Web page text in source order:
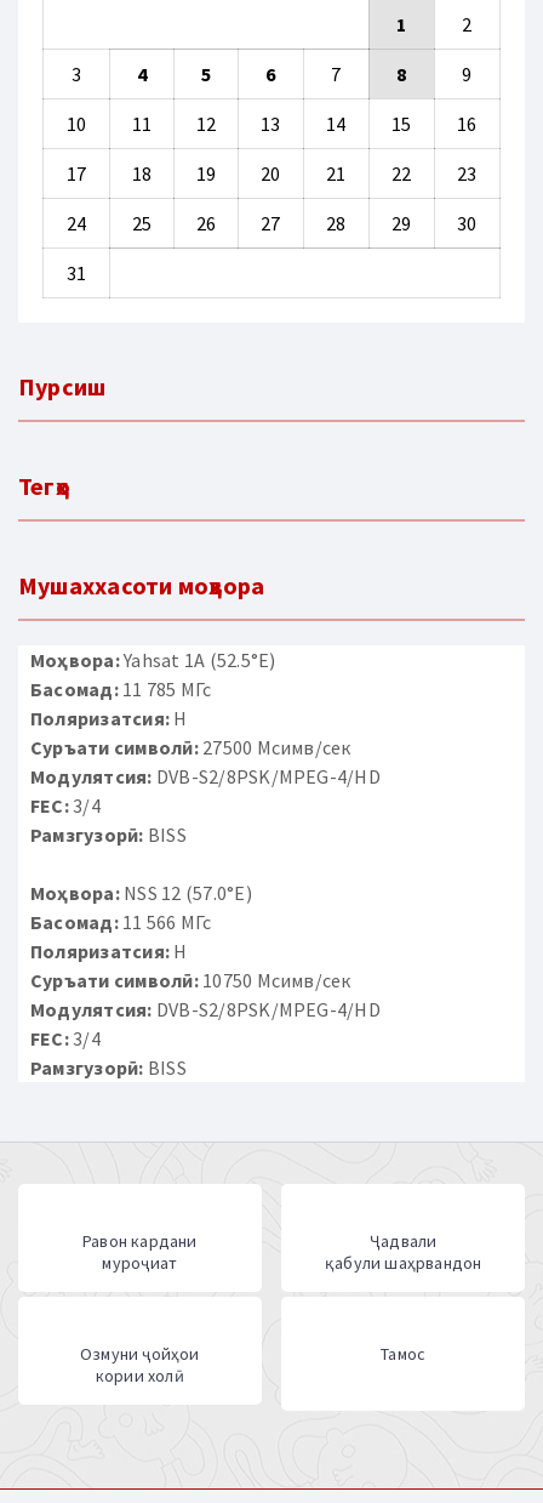
1
2
3 4 5 6 7 8 9
10 11 12 13 14 15 16
17 18 19 20 21 22 23
24 25 26 27 28 29 30
31
Пурсиш
Тегҳо
Мушаххасоти моҳвора
Моҳвора:Yahsat 1A (52.5°E)
Басомад:11 785 МГс
Поляризатсия: H
Суръати символӣ:27500 Мсимв/сек
Модулятсия: DVB-S2/8PSK/MPEG-4/HD
FEC:3/4
Рамзгузорӣ: BISS
Моҳвора:NSS 12 (57.0°E)
Басомад:11 566 МГс
Поляризатсия: H
Суръати символӣ:10750 Мсимв/сек
Модулятсия: DVB-S2/8PSK/MPEG-4/HD
FEC:3/4
Рамзгузорӣ: BISS
Равон кардани
муроҷиат
Ҷадвали
қабули шаҳрвандон
Озмуни ҷойҳои
кории холӣ
Тамос